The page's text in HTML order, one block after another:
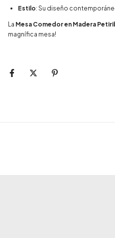
Estilo: Su diseño
La Mesa Comedor en Madera
magnífica mesa!